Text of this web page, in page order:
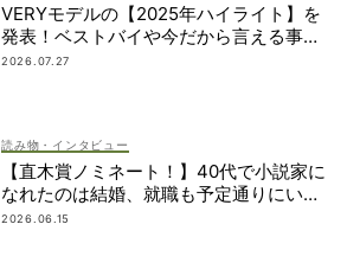
VERYモデルの【2025年ハイライト】を
発表！ベストバイや今だから言える事件
簿も大公開
2026.07.27
読み物・インタビュー
【直木賞ノミネート！】40代で小説家に
なれたのは結婚、就職も予定通りにいか
なかったから｜朝倉かすみさん
2026.06.15